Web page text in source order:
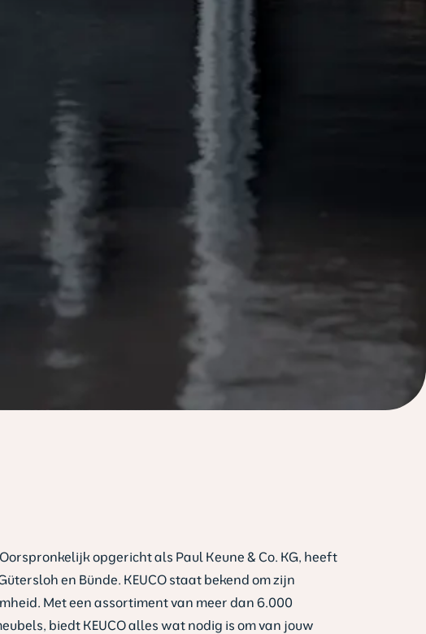
opgericht als Paul Keune & Co. KG, heeft
en Bünde. KEUCO staat bekend om zijn
Met een assortiment van meer dan 6.000
biedt KEUCO alles wat nodig is om van jouw